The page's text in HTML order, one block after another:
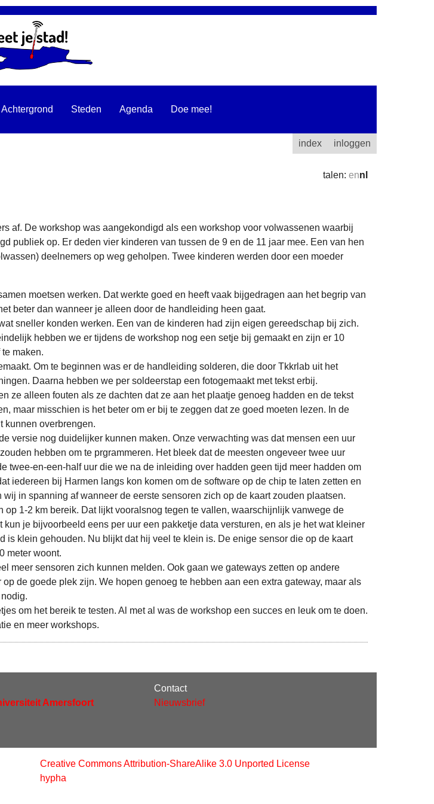
Achtergrond Steden Agenda Doe mee!
index inloggen
talen: ennl
af. De workshop was aangekondigd als een workshop voor volwassenen waarbij
publiek op. Er deden vier kinderen van tussen de 9 en de 11 jaar mee. Een van hen
deelnemers op weg geholpen. Twee kinderen werden door een moeder
moetsen werken. Dat werkte goed en heeft vaak bijgedragen aan het begrip van
beter dan wanneer je alleen door de handleiding heen gaat.
sneller konden werken. Een van de kinderen had zijn eigen gereedschap bij zich.
hebben we er tijdens de workshop nog een setje bij gemaakt en zijn er 10
maken.
Om te beginnen was er de handleiding solderen, die door Tkkrlab uit het
Daarna hebben we per soldeerstap een fotogemaakt met tekst erbij.
ze alleen fouten als ze dachten dat ze aan het plaatje genoeg hadden en de tekst
maar misschien is het beter om er bij te zeggen dat ze goed moeten lezen. In de
kunnen overbrengen.
versie nog duidelijker kunnen maken. Onze verwachting was dat mensen een uur
hebben om te prgrammeren. Het bleek dat de meesten ongeveer twee uur
twee-en-een-half uur die we na de inleiding over hadden geen tijd meer hadden om
iedereen bij Harmen langs kon komen om de software op de chip te laten zetten en
in spanning af wanneer de eerste sensoren zich op de kaart zouden plaatsen.
1-2 km bereik. Dat lijkt vooralsnog tegen te vallen, waarschijnlijk vanwege de
je bijvoorbeeld eens per uur een pakketje data versturen, en als je het wat kleiner
is klein gehouden. Nu blijkt dat hij veel te klein is. De enige sensor die op de kaart
meter woont.
meer sensoren zich kunnen melden. Ook gaan we gateways zetten op andere
de goede plek zijn. We hopen genoeg te hebben aan een extra gateway, maar als
om het bereik te testen. Al met al was de workshop een succes en leuk om te doen.
en meer workshops.
Amersfoort
Contact
Nieuwsbrief
Creative Commons Attribution-ShareAlike 3.0 Unported License
hypha